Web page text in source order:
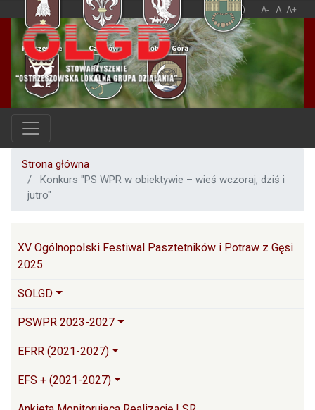
Przejdź
do
treści
A- A A+
A A
Strona główna
Konkurs "PS WPR w obiektywie – wieś wczoraj, dziś i
jutro"
Główna nawigacja
XV Ogólnopolski Festiwal Pasztetników i Potraw z Gęsi
2025
SOLGD
PSWPR 2023-2027
EFRR (2021-2027)
EFS + (2021-2027)